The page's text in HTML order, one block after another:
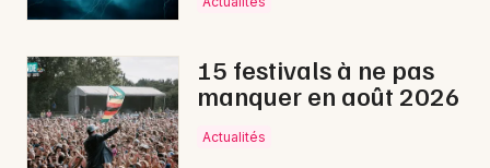
Sorties & loisirs
Marché de Noël en Gironde
15 festivals à ne pas
manquer en août 2026
Actualités